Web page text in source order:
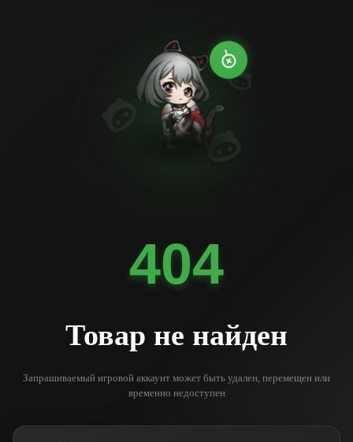
404
Товар не найден
Запрашиваемый игровой аккаунт может быть удален, перемещен или
временно недоступен